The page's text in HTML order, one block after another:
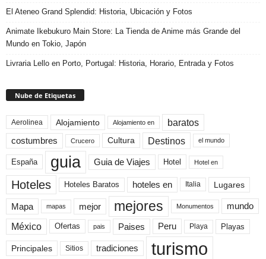
El Ateneo Grand Splendid: Historia, Ubicación y Fotos
Animate Ikebukuro Main Store: La Tienda de Anime más Grande del
Mundo en Tokio, Japón
Livraria Lello en Porto, Portugal: Historia, Horario, Entrada y Fotos
Nube de Etiquetas
Aerolinea Alojamiento Alojamiento en baratos
costumbres Crucero Cultura Destinos el mundo
España guia Guia de Viajes Hotel Hotel en
Hoteles Hoteles Baratos hoteles en Italia Lugares
Mapa mapas mejor mejores Monumentos mundo
México Ofertas pais Paises Peru Playa Playas
Principales Sitios tradiciones turismo